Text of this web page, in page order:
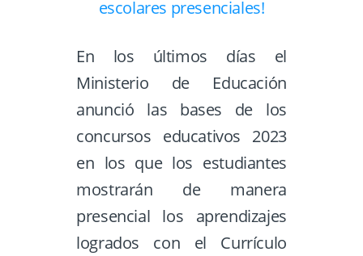
En los últimos días el
Ministerio de Educación
anunció las bases de los
concursos educativos 2023
en los que los estudiantes
mostrarán de manera
presencial los aprendizajes
logrados con el Currículo